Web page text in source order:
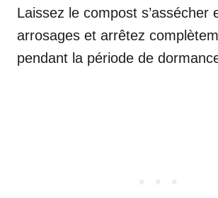
Laissez le compost s’assécher
arrosages et arrêtez
pendant la période de